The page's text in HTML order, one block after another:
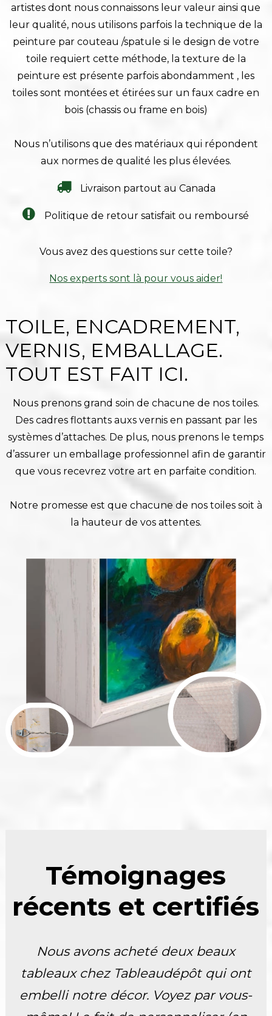
artistes dont nous connaissons leur valeur ainsi que
leur qualité, nous utilisons parfois la technique de la
peinture par couteau /spatule si le design de votre
toile requiert cette méthode, la texture de la
peinture est présente parfois abondamment , les
toiles sont montées et étirées sur un faux cadre en
bois (chassis ou frame en bois)
Nous n’utilisons que des matériaux qui répondent
aux normes de qualité les plus élevées.
Livraison partout au Canada
Politique de retour satisfait ou remboursé
Vous avez des questions sur cette toile?
Nos experts sont là pour vous aider!
TOILE, ENCADREMENT,
VERNIS, EMBALLAGE.
TOUT EST FAIT ICI.
Nous prenons grand soin de chacune de nos toiles.
Des cadres flottants auxs vernis en passant par les
systèmes d’attaches. De plus, nous prenons le temps
d’assurer un emballage professionnel afin de garantir
que vous recevrez votre art en parfaite condition.
Notre promesse est que chacune de nos toiles soit à
la hauteur de vos attentes.
Témoignages
récents et certifiés
Nous avons acheté deux beaux
tableaux chez Tableaudépôt qui ont
embelli notre décor. Voyez par vous-